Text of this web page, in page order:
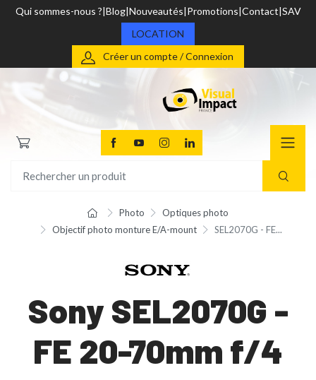
Qui sommes-nous ? Blog Nouveautés Promotions Contact SAV
LOCATION
Créer un compte / Connexion
Photo
Optiques photo
Objectif photo monture E/A-mount
SEL2070G - FE...
Sony SEL2070G -
FE 20-70mm f/4